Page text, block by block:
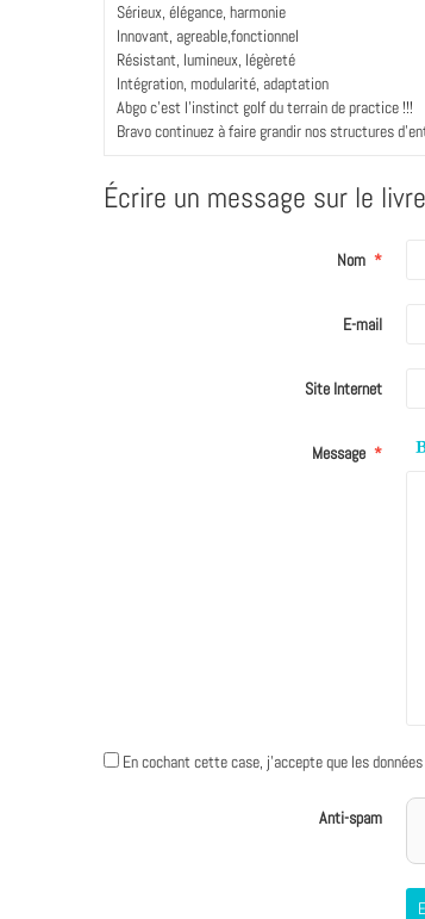
Sérieux, élégance, harmonie
Innovant, agreable,fonctionnel
Résistant, lumineux, légèreté
Intégration, modularité, adaptation
Abgo c'est l'instinct golf du terrain de practice !!!
Bravo continuez à faire grandir nos structures
Écrire un message sur le
Nom
E-mail
Site Internet
Message
En cochant cette case, j'accepte que les
Anti-spam